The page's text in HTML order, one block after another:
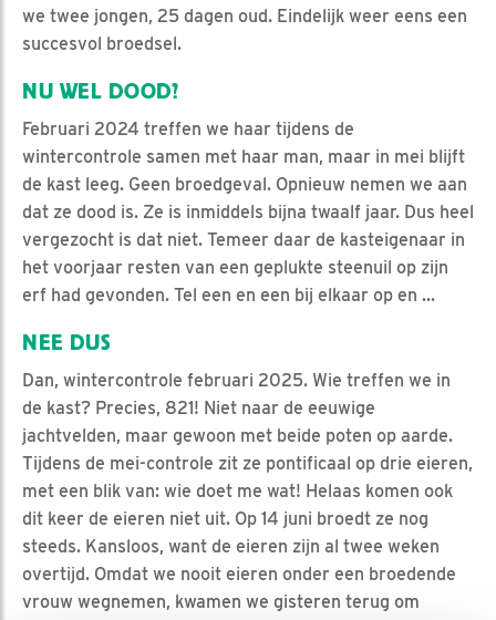
we twee jongen, 25 dagen oud. Eindelijk weer eens een
succesvol broedsel.
NU WEL DOOD?
Februari 2024 treffen we haar tijdens de
wintercontrole samen met haar man, maar in mei blijft
de kast leeg. Geen broedgeval. Opnieuw nemen we aan
dat ze dood is. Ze is inmiddels bijna twaalf jaar. Dus heel
vergezocht is dat niet. Temeer daar de kasteigenaar in
het voorjaar resten van een geplukte steenuil op zijn
erf had gevonden. Tel een en een bij elkaar op en ...
NEE DUS
Dan, wintercontrole februari 2025. Wie treffen we in
de kast? Precies, 821! Niet naar de eeuwige
jachtvelden, maar gewoon met beide poten op aarde.
Tijdens de mei-controle zit ze pontificaal op drie eieren,
met een blik van: wie doet me wat! Helaas komen ook
dit keer de eieren niet uit. Op 14 juni broedt ze nog
steeds. Kansloos, want de eieren zijn al twee weken
overtijd. Omdat we nooit eieren onder een broedende
vrouw wegnemen, kwamen we gisteren terug om